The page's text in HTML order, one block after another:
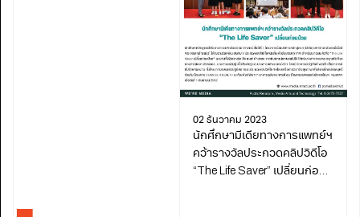
02 ธันวาคม 2023
นักศึกษามีเดียทางการแพทย์ฯ
คว้ารางวัลประกวดคลิปวิดีโอ
“The Life Saver” เปลี่ยนก่อน